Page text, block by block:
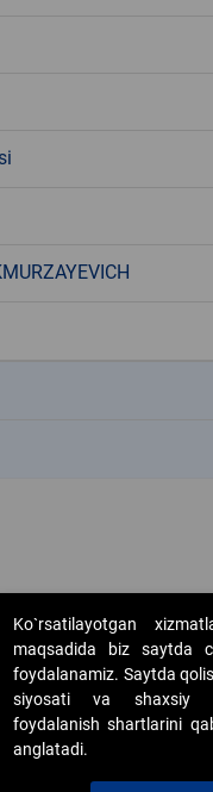
Ko`rsatilayotgan
maqsadida biz saytda
foydalanamiz. Saytda
siyosati va shaxsiy
foydalanish shartlarini
anglatadi.